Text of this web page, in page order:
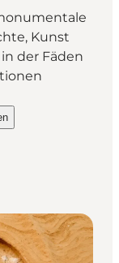
Kunst
der Fäden
Geschichte
– Geschichte und